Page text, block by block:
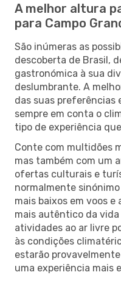
A melhor altura
para Campo
São inúmeras as
descoberta de Brasil,
gastronómica à sua
deslumbrante. A
das suas preferências
sempre em conta o
tipo de experiência
Conte com multidões
mas também com um
ofertas culturais e
normalmente
mais baixos em voos
mais autêntico da vida
atividades ao ar livre
às condições
estarão
uma experiência mais